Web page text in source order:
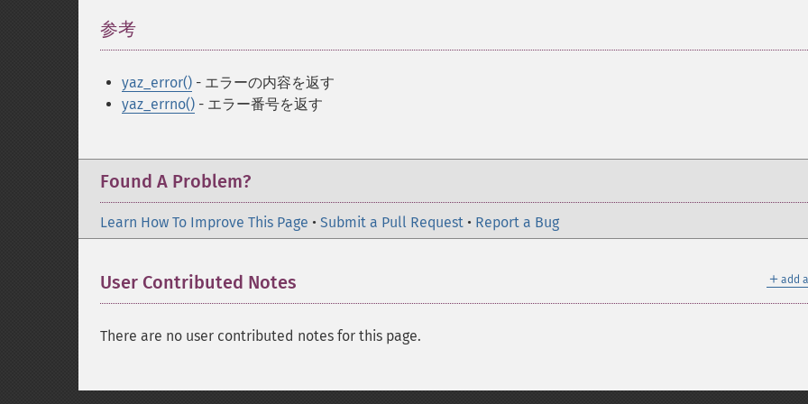
参考
yaz_error() - エラーの内容を返す
yaz_errno() - エラー番号を返す
Found A Problem?
Learn How To Improve This Page • Submit a Pull Request • Report a Bug
＋ add
User Contributed Notes
There are no user contributed notes for this page.